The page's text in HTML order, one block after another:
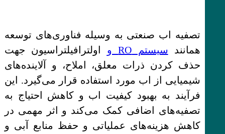
تصفیه اب صنعتی به وسیله فناوری‌های توسعه
همانند سیستم RO و
اولترافیلتراسیون جهت
حذف کردن ذرات معلق، املاح، و آلاینده‌های
شیمیایی از اب مورد استفاده قرار می‌گیرد. این
فرآیند به بهبود کیفیت اب و کاهش احتیاج به
تصفیه‌های اضافی کمک می‌کند و اثر مهمی در
کاهش هزینه‌های عملیاتی و حفظ منابع آبی و